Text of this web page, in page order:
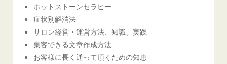
ホットストーンセラピー
症状別解消法
サロン経営・運営方法、知識、実践
集客できる文章作成方法
お客様に長く通って頂くための知恵